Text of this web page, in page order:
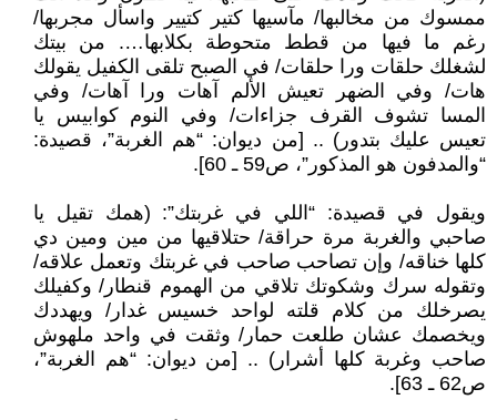
ممسوك من مخالبها/ مآسيها كتير كتيير واسأل مجربها/
رغم ما فيها من قطط متحوطة بكلابها…. من بيتك
لشغلك حلقات ورا حلقات/ في الصبح تلقى الكفيل يقولك
هات/ وفي الضهر تعيش الألم آهات ورا آهات/ وفي
المسا تشوف القرف جزاءات/ وفي النوم كوابيس يا
تعيس عليك بتدور) .. [من ديوان: “هم الغربة”، قصيدة:
“والمدفون هو المذكور”، ص59 ـ 60].
ويقول في قصيدة: “اللي في غربتك”: (همك تقيل يا
صاحبي والغربة مرة حراقة/ حتلاقيها من مين ومين دي
كلها خناقه/ وإن تصاحب صاحب في غربتك وتعمل علاقه/
وتقوله سرك وشكوتك تلاقي من الهموم قنطار/ وكفيلك
يصرخلك من كلام قلته لواحد خسيس غدار/ ويهددك
ويخصمك عشان طلعت حمار/ وثقت في واحد ملهوش
صاحب وغربة كلها أشرار) .. [من ديوان: “هم الغربة”،
ص62 ـ 63].